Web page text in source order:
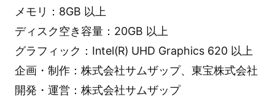
メモリ：8GB 以上
ディスク空き容量：20GB 以上
グラフィック：Intel(R) UHD Graphics 620 以上
企画・制作：株式会社サムザップ、東宝株式会社
開発・運営：株式会社サムザップ